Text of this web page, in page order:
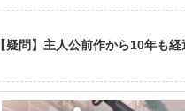
【疑問】主人公前作から10年も